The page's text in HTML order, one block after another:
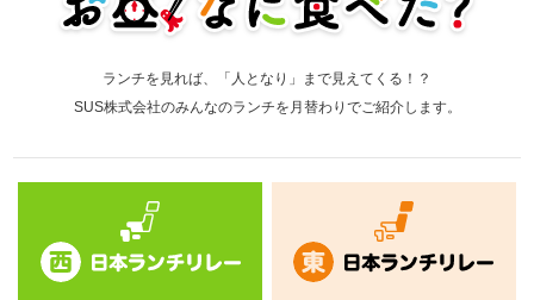
ランチを見れば、「人となり」まで見えてくる！？
SUS株式会社のみんなのランチを月替わりでご紹介します。